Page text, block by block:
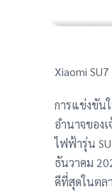
Xiaomi
การแข่งขัน
อำนาจของ
ไฟฟ้ารุ่น
ธันวาคม
ดีที่สุดในตล